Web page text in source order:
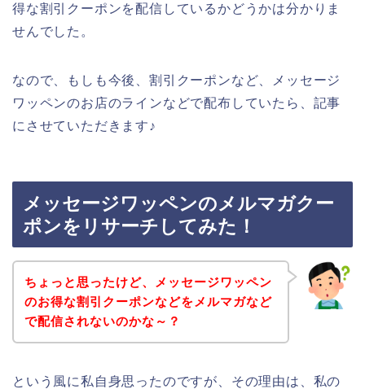
得な割引クーポンを配信しているかどうかは分かりま
せんでした。
なので、もしも今後、割引クーポンなど、メッセージ
ワッペンのお店のラインなどで配布していたら、記事
にさせていただきます♪
メッセージワッペンのメルマガクー
ポンをリサーチしてみた！
ちょっと思ったけど、メッセージワッペン
のお得な割引クーポンなどをメルマガなど
で配信されないのかな～？
という風に私自身思ったのですが、その理由は、私の